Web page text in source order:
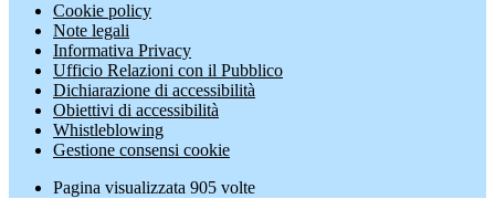
Cookie policy
Note legali
Informativa Privacy
Ufficio Relazioni con il Pubblico
Dichiarazione di accessibilità
Obiettivi di accessibilità
Whistleblowing
Gestione consensi cookie
Pagina visualizzata 905 volte